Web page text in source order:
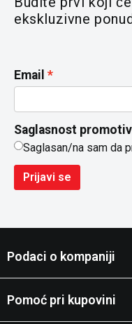
ekskluzivne
Email
Saglasnost
Saglasan/na sam da
Prijavi se
Podaci o kompaniji
Pomoć pri kupovini